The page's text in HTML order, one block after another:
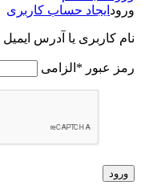
ورود ایجاد حساب کاربری
نام کاربری یا آدرس ایمیل
رمز عبور * الزامی
ورود